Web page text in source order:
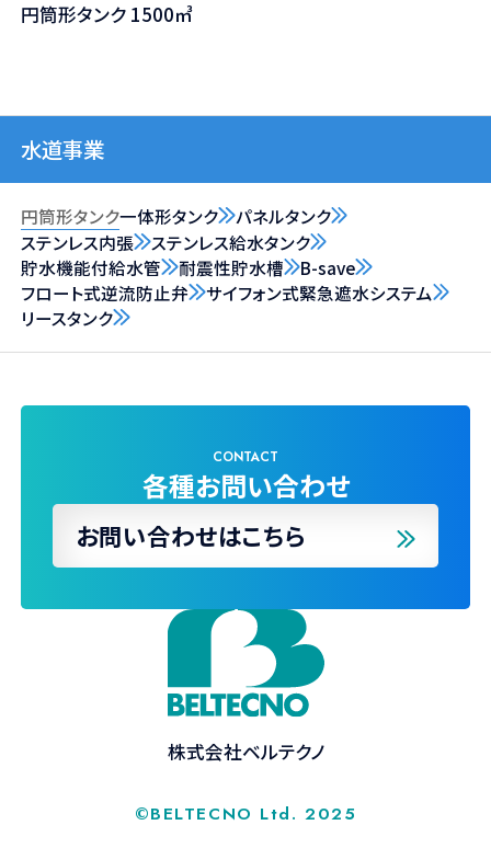
円筒形タンク 1500㎥
水道事業
円筒形タンク一体形タンク
パネルタンク
ステンレス内張
ステンレス給水タンク
貯水機能付給水管
耐震性貯水槽
B-save
フロート式逆流防止弁
サイフォン式緊急遮水システム
リースタンク
CONTACT
各種お問い合わせ
お問い合わせはこちら
株式会社ベルテクノ
©BELTECNO Ltd. 2025